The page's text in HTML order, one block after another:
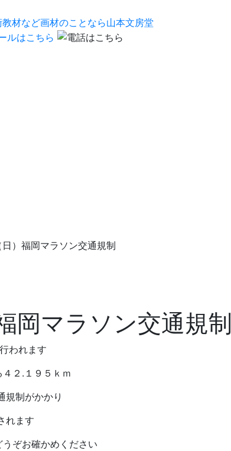
）福岡マラソン交通規制
岡マラソン交通規制
われます
２.１９５ｋｍ
規制がかかり
れます
うぞお確かめください